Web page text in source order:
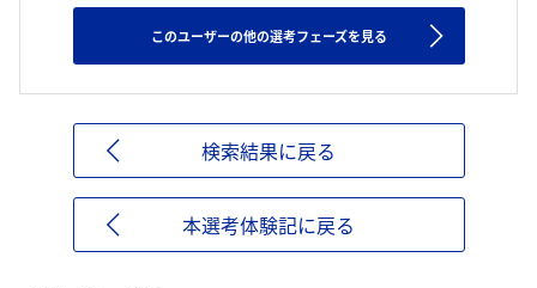
このユーザーの他の選考フェーズを見る
検索結果に戻る
本選考体験記に戻る